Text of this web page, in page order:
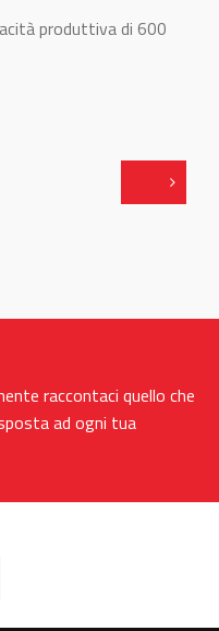
produttiva di 600
raccontaci quello che
ad ogni tua